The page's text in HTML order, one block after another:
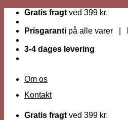
Fortsæt
indhold
Gratis fragt ved 399 kr.
Prisgaranti på alle varer |
3-4 dages levering
Om os
Kontakt
Gratis fragt ved 399 kr.